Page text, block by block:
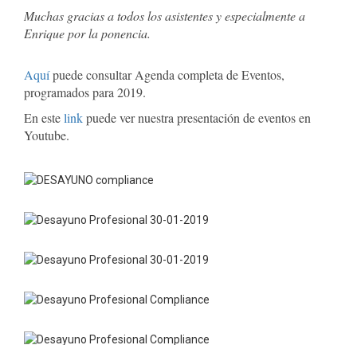
Muchas gracias a todos los asistentes y especialmente a
Enrique por la ponencia.
Aquípuede consultar Agenda completa de Eventos,
programados para 2019.
En estelinkpuede ver nuestra presentación de eventos en
Youtube.